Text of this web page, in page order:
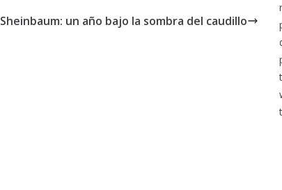
Sheinbaum: un año bajo la sombra del caudillo